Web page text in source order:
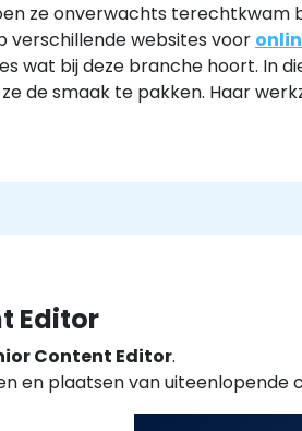
ze onverwachts terechtkwam
verschillende websites voor
wat bij deze branche hoort. In
de smaak te pakken. Haar
Editor
Content Editor.
en plaatsen van uiteenlopende